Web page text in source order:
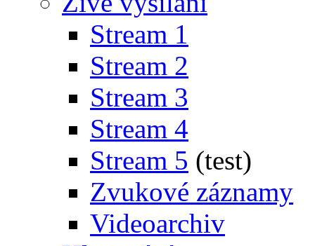
Stream 1
Stream 2
Stream 3
Stream 4
Stream 5 (test)
Zvukové záznamy
Videoarchiv